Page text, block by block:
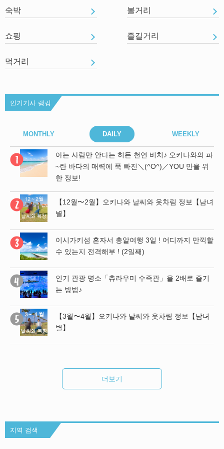
숙박 볼거리
쇼핑 즐길거리
먹거리
인기기사 랭킹
MONTHLY DAILY WEEKLY
아는 사람만 안다는 히든 천연 비치♪ 오키나와의 파
~란 바다의 매력에 푹 빠진＼(^O^)／YOU 만을 위
한 정보!
【12월〜2월】오키나와 날씨와 옷차림 정보【남녀
별】
이시가키섬 혼자서 총알여행 3일 ! 어디까지 만끽할
수 있는지 전격해부 ! (2일째)
인기 관광 명소「츄라우미 수족관」을 2배로 즐기
는 방법♪
【3월〜4월】오키나와 날씨와 옷차림 정보【남녀
별】
더보기
지역 검색